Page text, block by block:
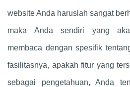
website Anda haruslah sangat
maka Anda sendiri yang
membaca dengan spesifik
fasilitasnya, apakah fitur yang
sebagai pengetahuan, Anda